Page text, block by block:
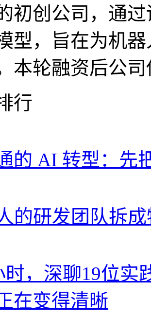
初创公司，通
型，旨在为机
本轮融资后公
行
的 AI 转型：先
的研发团队拆
时，深聊19位实
在变得清晰